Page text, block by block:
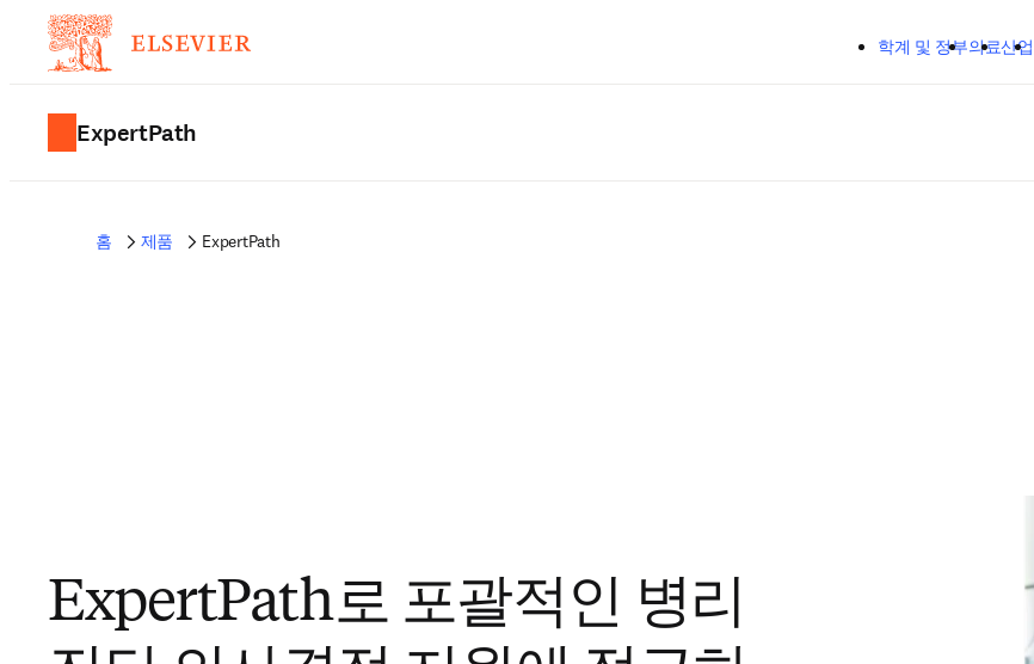
학계 및 정부의료산업
ExpertPath
홈 제품 ExpertPath
ExpertPath로 포괄적인 병리